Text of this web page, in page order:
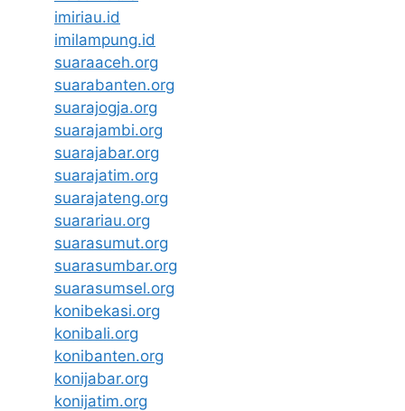
imiriau.id
imilampung.id
suaraaceh.org
suarabanten.org
suarajogja.org
suarajambi.org
suarajabar.org
suarajatim.org
suarajateng.org
suarariau.org
suarasumut.org
suarasumbar.org
suarasumsel.org
konibekasi.org
konibali.org
konibanten.org
konijabar.org
konijatim.org